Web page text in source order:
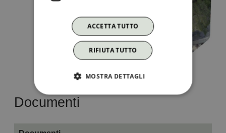
Documenti
ACCETTA TUTTO
RIFIUTA TUTTO
MOSTRA DETTAGLI